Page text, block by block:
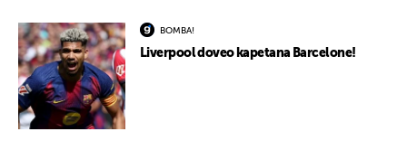
BOMBA!
Liverpool doveo kapetana Barcelone!